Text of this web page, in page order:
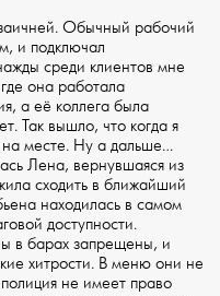
Обычный рабочий
и подключал
среди клиентов мне
она работала
а её коллега была
Так вышло, что когда я
месте. Ну а дальше…
Лена, вернувшаяся из
сходить в ближайший
находилась в самом
доступности.
в барах запрещены, и
хитрости. В меню они не
не имеет право